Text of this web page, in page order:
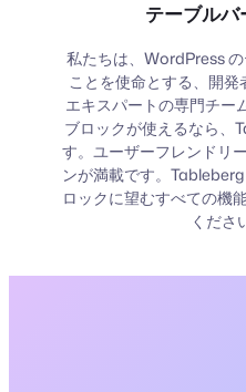
テーブル
私たちは、WordPress
ことを使命とする、開
エキスパートの専門チー
ブロックが使えるなら、
す。ユーザーフレンドリ
ンが満載です。
ロックに望むすべての機
くださ